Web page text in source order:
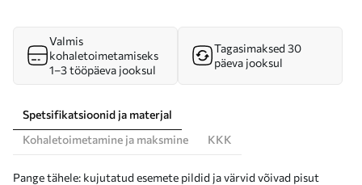
Valmis
kohaletoimetamiseks
1–3 tööpäeva jooksul
Tagasimaksed 30
päeva jooksul
Spetsifikatsioonid ja materjal
Kohaletoimetamine ja maksmine
KKK
Pange tähele: kujutatud esemete pildid ja värvid võivad pisut